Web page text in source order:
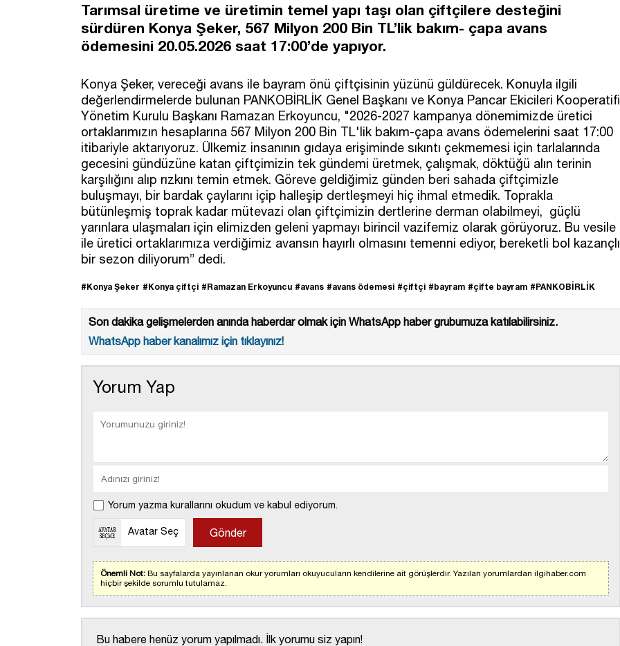
Tarımsal üretime ve üretimin temel yapı taşı olan çiftçilere desteğini
sürdüren Konya Şeker, 567 Milyon 200 Bin TL’lik bakım- çapa avans
ödemesini 20.05.2026 saat 17:00’de yapıyor.
Konya Şeker, vereceği avans ile bayram önü çiftçisinin yüzünü güldürecek. Konuyla ilgili
değerlendirmelerde bulunan PANKOBİRLİK Genel Başkanı ve Konya Pancar Ekicileri Kooperatifi
Yönetim Kurulu Başkanı Ramazan Erkoyuncu, "2026-2027 kampanya dönemimizde üretici
ortaklarımızın hesaplarına 567 Milyon 200 Bin TL'lik bakım-çapa avans ödemelerini saat 17:00
itibariyle aktarıyoruz. Ülkemiz insanının gıdaya erişiminde sıkıntı çekmemesi için tarlalarında
gecesini gündüzüne katan çiftçimizin tek gündemi üretmek, çalışmak, döktüğü alın terinin
karşılığını alıp rızkını temin etmek. Göreve geldiğimiz günden beri sahada çiftçimizle
buluşmayı, bir bardak çaylarını içip halleşip dertleşmeyi hiç ihmal etmedik. Toprakla
bütünleşmiş toprak kadar mütevazi olan çiftçimizin dertlerine derman olabilmeyi, güçlü
yarınlara ulaşmaları için elimizden geleni yapmayı birincil vazifemiz olarak görüyoruz. Bu vesile
ile üretici ortaklarımıza verdiğimiz avansın hayırlı olmasını temenni ediyor, bereketli bol kazançlı
bir sezon diliyorum” dedi.
#Konya Şeker #Konya çiftçi #Ramazan Erkoyuncu #avans #avans ödemesi #çiftçi #bayram #çifte bayram #PANKOBİRLİK
Son dakika gelişmelerden anında haberdar olmak için WhatsApp haber grubumuza katılabilirsiniz.
WhatsApp haber kanalımız için tıklayınız!
Yorum Yap
Yorum yazma kurallarını okudum ve kabul ediyorum.
Avatar Seç
Önemli Not: Bu sayfalarda yayınlanan okur yorumları okuyucuların kendilerine ait görüşlerdir. Yazılan yorumlardan ilgihaber.com
hiçbir şekilde sorumlu tutulamaz.
Bu habere henüz yorum yapılmadı. İlk yorumu siz yapın!